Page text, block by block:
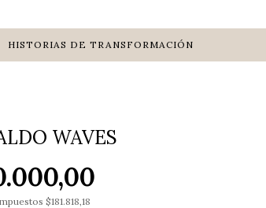
HISTORIAS DE TRANSFORMACIÓN
WAVES
$181.818,18